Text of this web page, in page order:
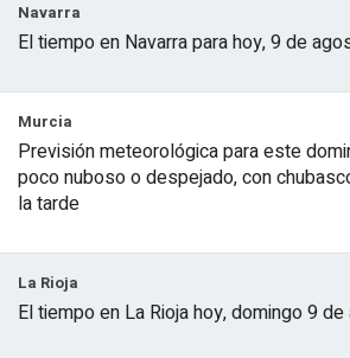
Navarra
El tiempo en Navarra para hoy, 9 de
Murcia
Previsión meteorológica para este
poco nuboso o despejado, con
la tarde
La Rioja
El tiempo en La Rioja hoy, domingo 9